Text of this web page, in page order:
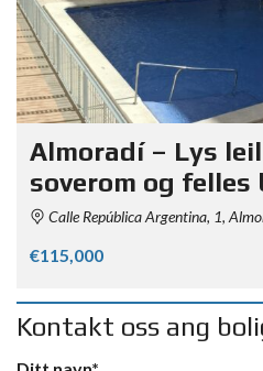
Almoradí – Lys
soverom og felles
Calle República Argentina, 1,
€115,000
Kontakt oss ang